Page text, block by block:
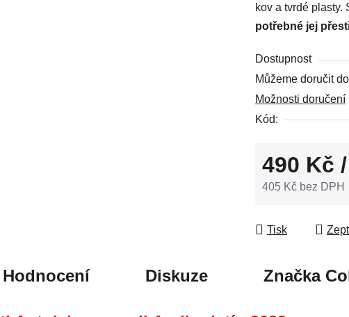
5
hvězdiček.
kov a tvrdé plasty.
potřebné jej
Dostupnost
Můžeme doručit
Možnosti doručení
Kód:
490 Kč
405 Kč bez DPH
Tisk
Hodnocení Diskuze Značka